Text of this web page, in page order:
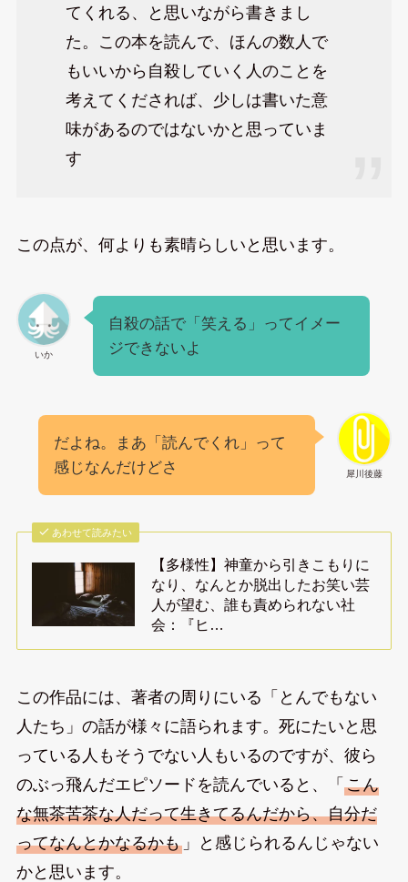
てくれる、と思いながら書きまし
た。この本を読んで、ほんの数人で
もいいから自殺していく人のことを
考えてくだされば、少しは書いた意
味があるのではないかと思っていま
す
この点が、何よりも素晴らしいと思います。
いか
自殺の話で「笑える」ってイメー
ジできないよ
犀川後藤
だよね。まあ「読んでくれ」って
感じなんだけどさ
あわせて読みたい
【多様性】神童から引きこもりに
なり、なんとか脱出したお笑い芸
人が望む、誰も責められない社
会：『ヒ…
この作品には、著者の周りにいる「とんでもない
人たち」の話が様々に語られます。死にたいと思
っている人もそうでない人もいるのですが、彼ら
のぶっ飛んだエピソードを読んでいると、「 こん
な無茶苦茶な人だって生きてるんだから、自分だ
ってなんとかなるかも」と感じられるんじゃない
かと思います。